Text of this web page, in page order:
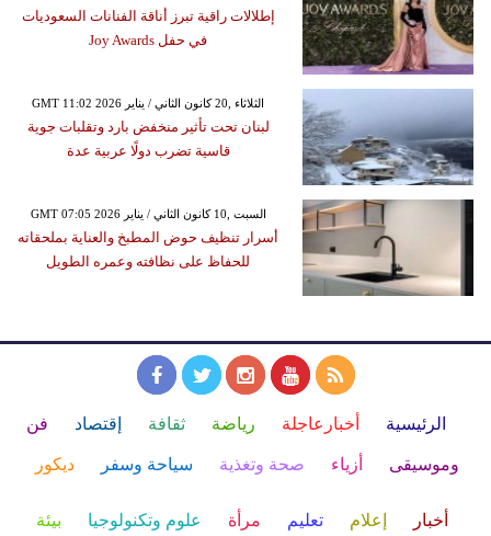
إطلالات راقية تبرز أناقة الفنانات السعوديات
في حفل Joy Awards
GMT 11:02 2026 الثلاثاء ,20 كانون الثاني / يناير
لبنان تحت تأثير منخفض بارد وتقلبات جوية
قاسية تضرب دولًا عربية عدة
GMT 07:05 2026 السبت ,10 كانون الثاني / يناير
أسرار تنظيف حوض المطبخ والعناية بملحقاته
للحفاظ على نظافته وعمره الطويل
الرئيسية أخبارعاجلة رياضة ثقافة إقتصاد فن
وموسيقى أزياء صحة وتغذية سياحة وسفر ديكور
أخبار إعلام تعليم مرأة علوم وتكنولوجيا بيئة